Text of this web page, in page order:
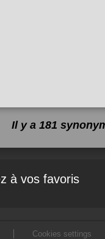
Il y a 181
à vos favoris
Cookies settings